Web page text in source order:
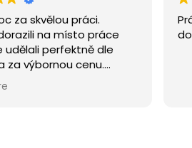
Práce byla odvedena rychle,
dobře a s velikou vstřícností.